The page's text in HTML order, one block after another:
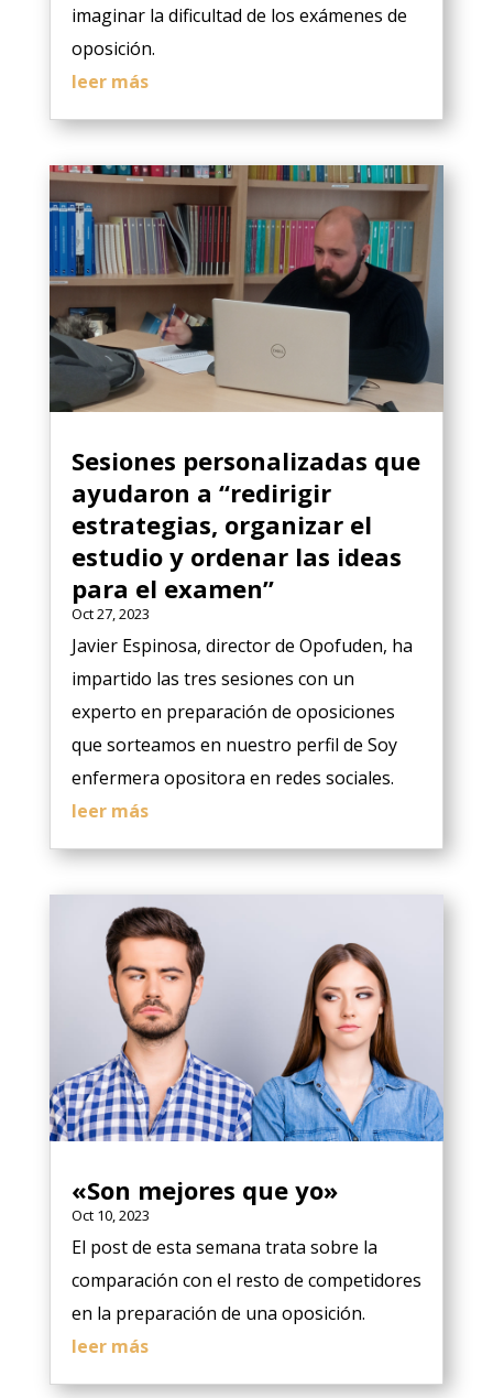
imaginar la dificultad de los exámenes de
oposición.
leer más
Sesiones personalizadas que
ayudaron a “redirigir
estrategias, organizar el
estudio y ordenar las ideas
para el examen”
Oct 27, 2023
Javier Espinosa, director de Opofuden, ha
impartido las tres sesiones con un
experto en preparación de oposiciones
que sorteamos en nuestro perfil de Soy
enfermera opositora en redes sociales.
leer más
«Son mejores que yo»
Oct 10, 2023
El post de esta semana trata sobre la
comparación con el resto de competidores
en la preparación de una oposición.
leer más